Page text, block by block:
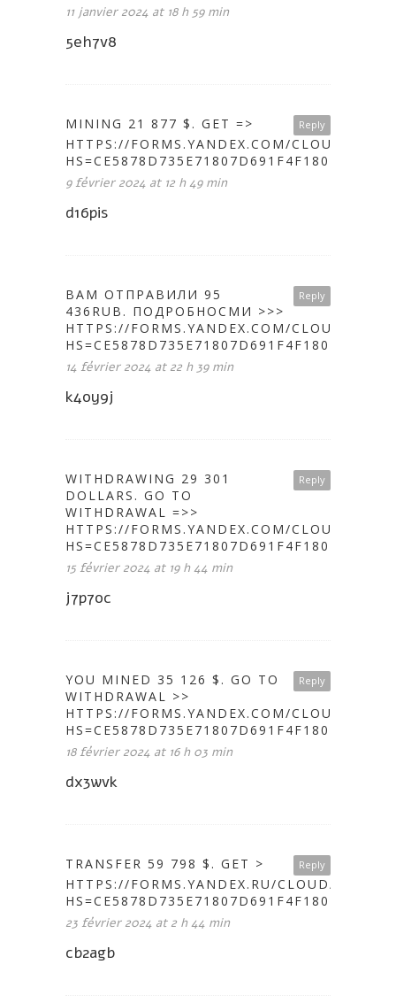
11 janvier 2024 at 18 h 59 min
5eh7v8
Reply
MINING 21 877 $. GЕТ =>
HTTPS://FORMS.YANDEX.COM/CLOUD/
HS=CE5878D735E71807D691F4F1802A646C&
9 février 2024 at 12 h 49 min
d16pis
Reply
ВАМ ОТПРАВИЛИ 95
436RUB. ПOДPOБНOCMИ >>>
HTTPS://FORMS.YANDEX.COM/CLOUD/
HS=CE5878D735E71807D691F4F1802A646C&
14 février 2024 at 22 h 39 min
k4oy9j
Reply
WITHDRAWING 29 301
DOLLARS. GО TО
WITHDRАWАL =>>
HTTPS://FORMS.YANDEX.COM/CLOUD/
HS=CE5878D735E71807D691F4F1802A646C&
15 février 2024 at 19 h 44 min
j7p7oc
Reply
YOU MINED 35 126 $. GО TО
WITHDRАWАL >>
HTTPS://FORMS.YANDEX.COM/CLOUD/
HS=CE5878D735E71807D691F4F1802A646C&
18 février 2024 at 16 h 03 min
dx3wvk
Reply
TRANSFER 59 798 $. GЕТ >
HTTPS://FORMS.YANDEX.RU/CLOUD/
HS=CE5878D735E71807D691F4F1802A646C&
23 février 2024 at 2 h 44 min
cb2agb